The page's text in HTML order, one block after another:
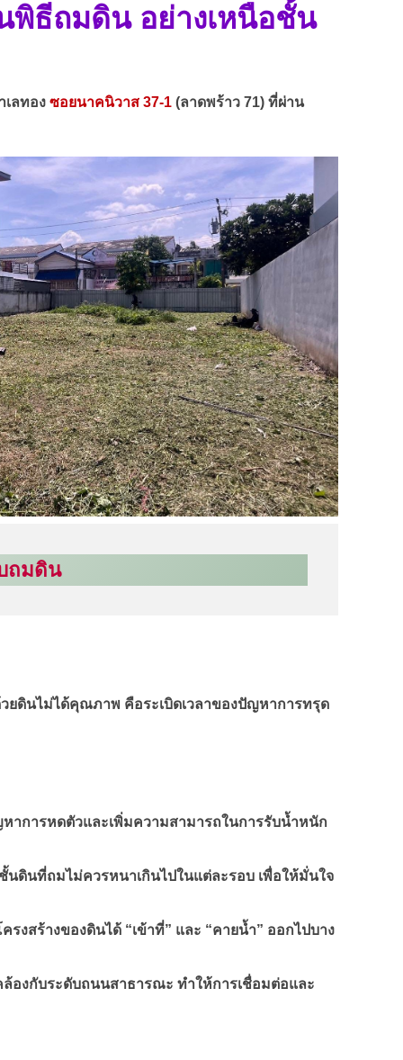
พิธีถมดิน อย่างเหนือชั้น
ลทอง ซอยนาคนิวาส 37-1 (ลาดพร้าว 71) ที่ผ่าน
ถมดิน
ยดินไม่ได้คุณภาพ คือระเบิดเวลาของปัญหาการทรุด
าการหดตัวและเพิ่มความสามารถในการรับน้ำหนัก
ดินที่ถมไม่ควรหนาเกินไปในแต่ละรอบ เพื่อให้มั่นใจ
งสร้างของดินได้ “เข้าที่” และ “คายน้ำ” ออกไปบาง
งกับระดับถนนสาธารณะ ทำให้การเชื่อมต่อและ